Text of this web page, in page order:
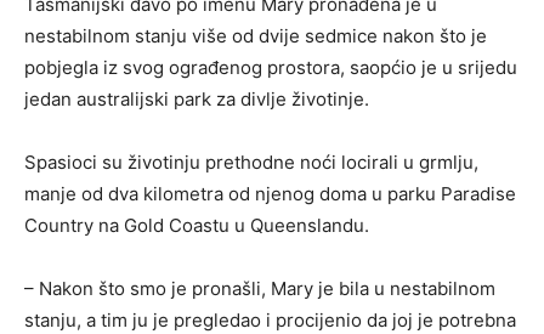
nestabilnom stanju više od dvije sedmice nakon što je
pobjegla iz svog ograđenog prostora, saopćio je u srijedu
jedan australijski park za divlje životinje.
Spasioci su životinju prethodne noći locirali u grmlju,
manje od dva kilometra od njenog doma u parku Paradise
Country na Gold Coastu u Queenslandu.
– Nakon što smo je pronašli, Mary je bila u nestabilnom
stanju, a tim ju je pregledao i procijenio da joj je potrebna